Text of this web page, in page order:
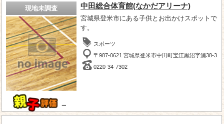
現地未調査
－
中田総合体育館(なかだアリーナ)
宮城県登米市にある子供とお出かけスポットで
す。
スポーツ
〒987-0621 宮城県登米市中田町宝江黒沼字浦38-3
0220-34-7302